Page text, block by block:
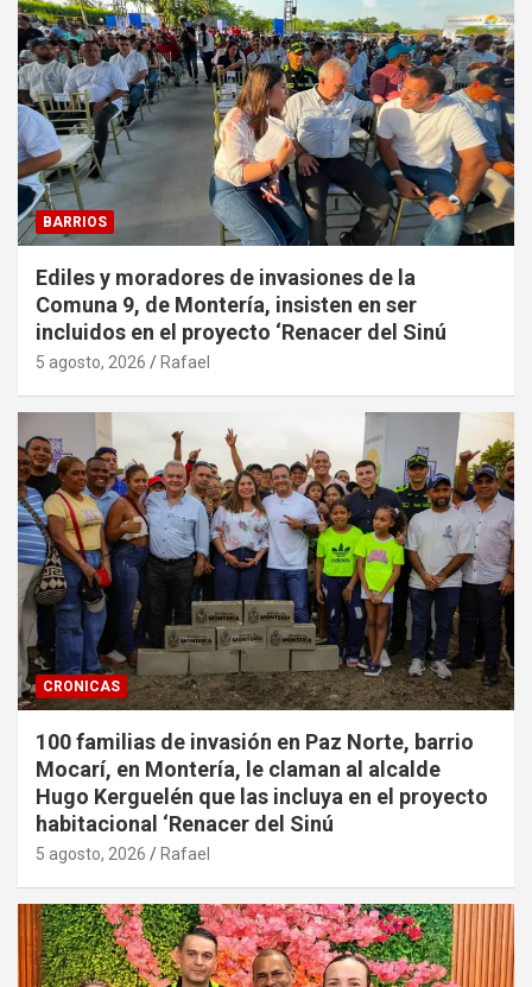
BARRIOS
Ediles y moradores de invasiones de la
Comuna 9, de Montería, insisten en ser
incluidos en el proyecto ‘Renacer del Sinú
5 agosto, 2026 Rafael
CRONICAS
100 familias de invasión en Paz Norte, barrio
Mocarí, en Montería, le claman al alcalde
Hugo Kerguelén que las incluya en el proyecto
habitacional ‘Renacer del Sinú
5 agosto, 2026 Rafael